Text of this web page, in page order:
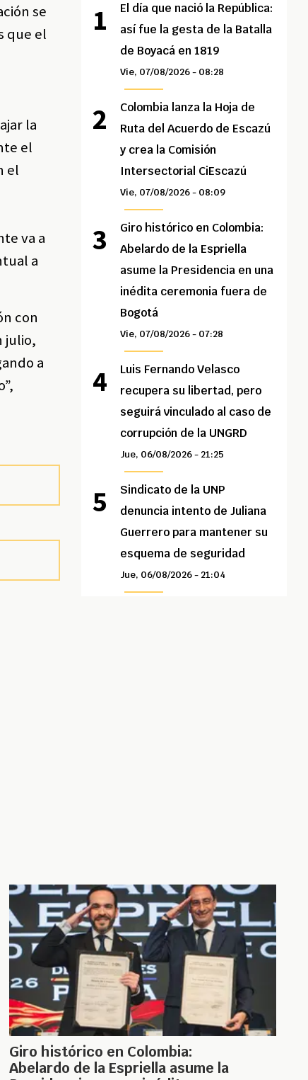
se
que el
la
el
el
va a
a
con
julio,
a
El día que nació la República:
así fue la gesta de la Batalla
de Boyacá en 1819
Vie, 07/08/2026 - 08:28
Colombia lanza la Hoja de
Ruta del Acuerdo de Escazú
y crea la Comisión
Intersectorial CiEscazú
Vie, 07/08/2026 - 08:09
Giro histórico en Colombia:
Abelardo de la Espriella
asume la Presidencia en una
inédita ceremonia fuera de
Bogotá
Vie, 07/08/2026 - 07:28
Luis Fernando Velasco
recupera su libertad, pero
seguirá vinculado al caso de
corrupción de la UNGRD
Jue, 06/08/2026 - 21:25
Sindicato de la UNP
denuncia intento de Juliana
Guerrero para mantener su
esquema de seguridad
Jue, 06/08/2026 - 21:04
Giro histórico en Colombia:
Abelardo de la Espriella asume la